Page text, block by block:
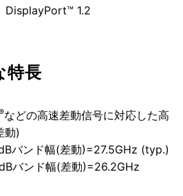
DisplayPort™ 1.2
特長
などの高速差動信号に対応した高
動)
バンド幅(差動)=27.5GHz (typ.)
バンド幅(差動)=26.2GHz